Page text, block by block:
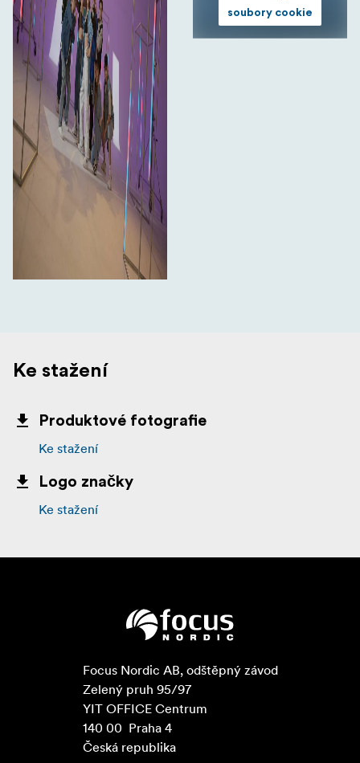
soubory cookie
Ke stažení
Produktové fotografie
Ke stažení
Logo značky
Ke stažení
Focus Nordic AB, odštěpný závod
Zelený pruh 95/97
YIT OFFICE Centrum
140 00  Praha 4
Česká republika